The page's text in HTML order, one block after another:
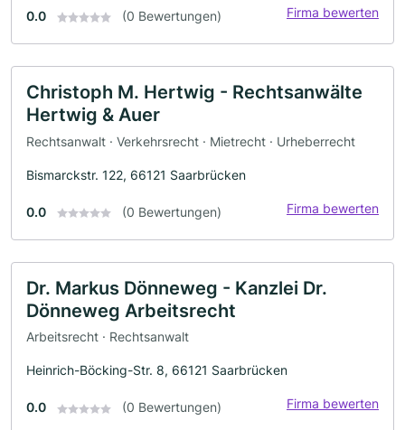
0.0 (0 Bewertungen) Firma bewerten
Christoph M. Hertwig - Rechtsanwälte
Hertwig & Auer
Rechtsanwalt · Verkehrsrecht · Mietrecht · Urheberrecht
Bismarckstr. 122, 66121 Saarbrücken
0.0 (0 Bewertungen) Firma bewerten
Dr. Markus Dönneweg - Kanzlei Dr.
Dönneweg Arbeitsrecht
Arbeitsrecht · Rechtsanwalt
Heinrich-Böcking-Str. 8, 66121 Saarbrücken
0.0 (0 Bewertungen) Firma bewerten